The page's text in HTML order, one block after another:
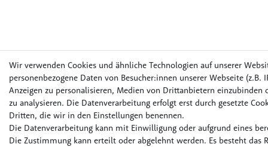
Wir verwenden Cookies und ähnliche Technologien auf unserer
personenbezogene Daten von Besucher:innen unserer Webseite (z.B.
Anzeigen zu personalisieren, Medien von Drittanbietern einzubinden
zu analysieren. Die Datenverarbeitung erfolgt erst durch gesetzte
Dritten, die wir in den Einstellungen benennen.
Die Datenverarbeitung kann mit Einwilligung oder aufgrund eines
Die Zustimmung kann erteilt oder abgelehnt werden. Es besteht das